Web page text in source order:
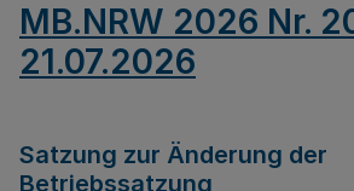
MB.NRW 2026 Nr.
21.07.2026
Satzung zur Änderung der
Betriebssatzung